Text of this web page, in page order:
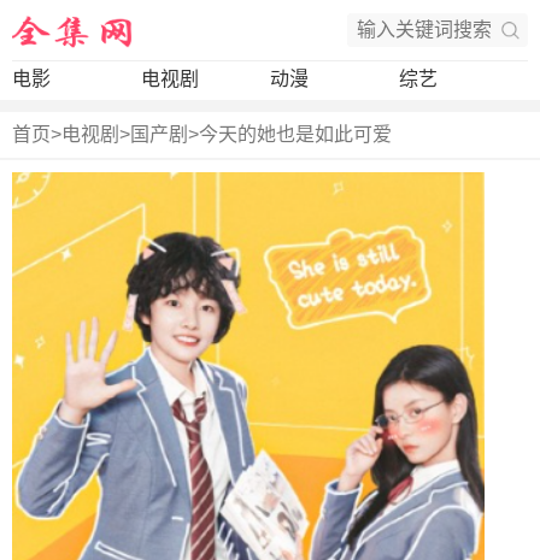
电影 电视剧 动漫 综艺
首页>电视剧 >国产剧 >今天的她也是如此可爱